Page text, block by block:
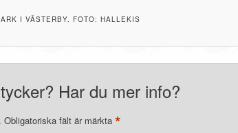
I VÄSTERBY. FOTO: HALLEKIS
Har du mer info?
Obligatoriska fält är märkta *